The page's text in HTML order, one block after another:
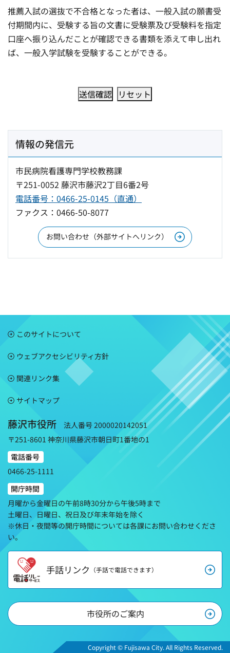
推薦入試の選抜で不合格となった者は、一般入試の願書受
付期間内に、受験する旨の文書に受験票及び受験料を指定
口座へ振り込んだことが確認できる書類を添えて申し出れ
ば、一般入学試験を受験することができる。
情報の発信元
市民病院看護専門学校教務課
〒251-0052 藤沢市藤沢2丁目6番2号
電話番号：0466-25-0145（直通）
ファクス：0466-50-8077
お問い合わせ（外部サイトへリンク）
このサイトについて
ウェブアクセシビリティ方針
関連リンク集
サイトマップ
藤沢市役所
法人番号 2000020142051
〒251-8601 神奈川県藤沢市朝日町1番地の1
電話番号
0466-25-1111
開庁時間
月曜から金曜日の午前8時30分から午後5時まで
土曜日、日曜日、祝日及び年末年始を除く
※休日・夜間等の開庁時間については各課にお問い合わせくださ
い。
手話リンク （手話で電話できます）
市役所のご案内
Copyright © Fujisawa City. All Rights Reserved.